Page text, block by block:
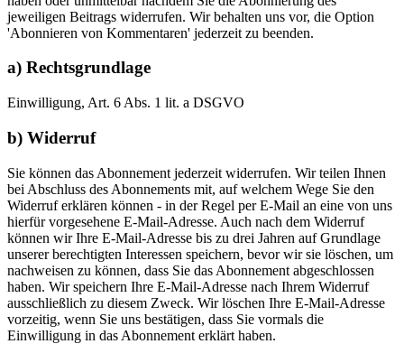
jeweiligen Beitrags widerrufen. Wir behalten uns vor, die Option
'Abonnieren von Kommentaren' jederzeit zu beenden.
a) Rechtsgrundlage
Einwilligung, Art. 6 Abs. 1 lit. a DSGVO
b) Widerruf
Sie können das Abonnement jederzeit widerrufen. Wir teilen Ihnen
bei Abschluss des Abonnements mit, auf welchem Wege Sie den
Widerruf erklären können - in der Regel per E-Mail an eine von uns
hierfür vorgesehene E-Mail-Adresse. Auch nach dem Widerruf
können wir Ihre E-Mail-Adresse bis zu drei Jahren auf Grundlage
unserer berechtigten Interessen speichern, bevor wir sie löschen, um
nachweisen zu können, dass Sie das Abonnement abgeschlossen
haben. Wir speichern Ihre E-Mail-Adresse nach Ihrem Widerruf
ausschließlich zu diesem Zweck. Wir löschen Ihre E-Mail-Adresse
vorzeitig, wenn Sie uns bestätigen, dass Sie vormals die
Einwilligung in das Abonnement erklärt haben.